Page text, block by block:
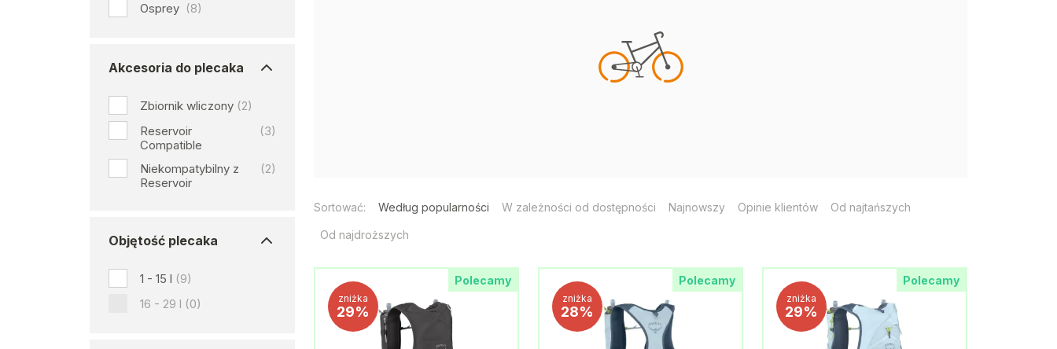
Osprey (8)
Akcesoria do plecaka
Zbiornik wliczony (2)
Reservoir
Compatible
(3)
Niekompatybilny z
Reservoir
(2)
Objętość plecaka
1 - 15 l (9)
16 - 29 l (0)
Sortować: Według popularności W zależności od dostępności Najnowszy Opinie klientów Od najtańszych
Od najdroższych
Polecamy
zniżka
29%
Polecamy
zniżka
28%
Polecamy
zniżka
29%